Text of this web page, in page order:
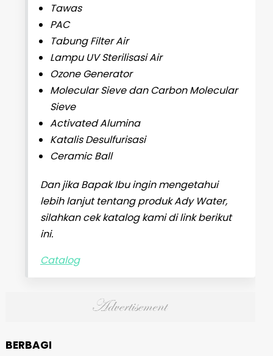
Tawas
PAC
Tabung Filter Air
Lampu UV Sterilisasi Air
Ozone Generator
Molecular Sieve dan Carbon Molecular
Sieve
Activated Alumina
Katalis Desulfurisasi
Ceramic Ball
Dan jika Bapak Ibu ingin mengetahui
lebih lanjut tentang produk Ady Water,
silahkan cek katalog kami di link berikut
ini.
Catalog
BERBAGI